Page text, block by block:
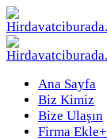
Ana Sayfa
Biz Kimiz
Bize Ulaşın
Firma Ekle+